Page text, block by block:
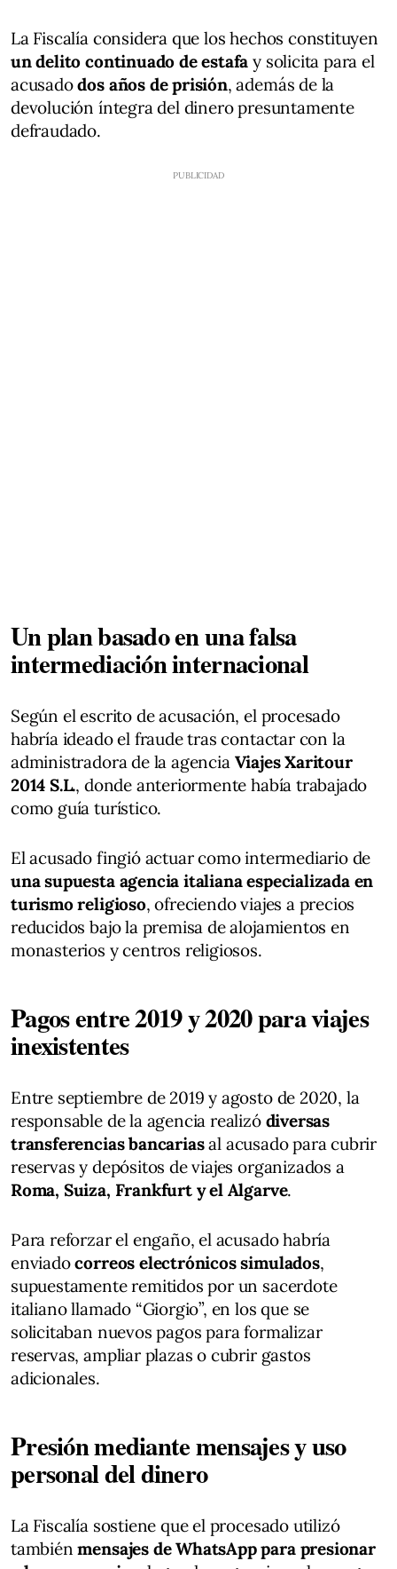
La Fiscalía considera que los hechos constituyen
un delito continuado de estafa y solicita para el
acusadodos años de prisión, además de la
devolución íntegra del dinero presuntamente
defraudado.
Un plan basado en una falsa
intermediación internacional
Según el escrito de acusación, el procesado
habría ideado el fraude tras contactar con la
administradora de la agencia Viajes Xaritour
2014 S.L., donde anteriormente había trabajado
como guía turístico.
El acusado fingió actuar como intermediario de
una supuesta agencia italiana especializada en
turismo religioso, ofreciendo viajes a precios
reducidos bajo la premisa de alojamientos en
monasterios y centros religiosos.
Pagos entre 2019 y 2020 para viajes
inexistentes
Entre septiembre de 2019 y agosto de 2020, la
responsable de la agencia realizó diversas
transferencias bancariasal acusado para cubrir
reservas y depósitos de viajes organizados a
Roma, Suiza, Frankfurt y el Algarve.
Para reforzar el engaño, el acusado habría
enviadocorreos electrónicos simulados,
supuestamente remitidos por un sacerdote
italiano llamado “Giorgio”, en los que se
solicitaban nuevos pagos para formalizar
reservas, ampliar plazas o cubrir gastos
adicionales.
Presión mediante mensajes y uso
personal del dinero
La Fiscalía sostiene que el procesado utilizó
tambiénmensajes de WhatsApp para presionar